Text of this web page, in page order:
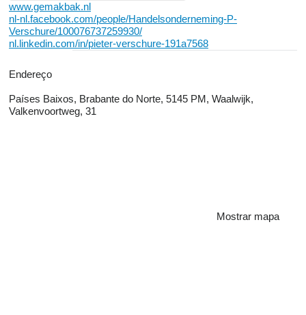
www.gemakbak.nl
nl-nl.facebook.com/people/Handelsonderneming-P-
Verschure/100076737259930/
nl.linkedin.com/in/pieter-verschure-191a7568
Endereço
Países Baixos, Brabante do Norte, 5145 PM, Waalwijk,
Valkenvoortweg, 31
Mostrar mapa